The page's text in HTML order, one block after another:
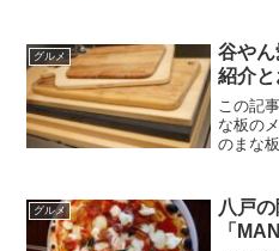
して食
よ。こ
グルメ
谷や
紹介
この記
な板の
のまな
さんで
しいと
グルメ
八戸
「